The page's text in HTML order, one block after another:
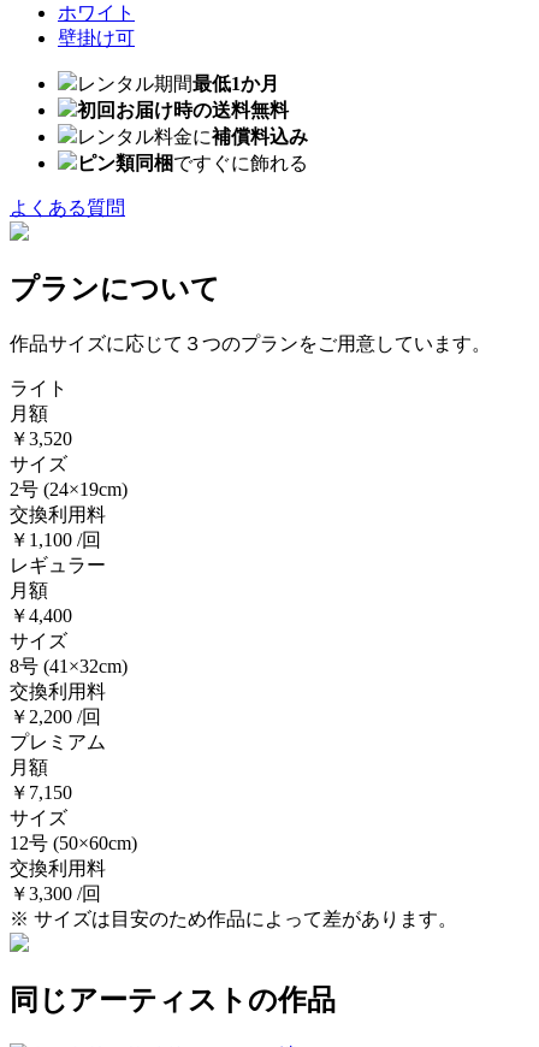
ホワイト
壁掛け可
レンタル期間最低1か月
初回お届け時の送料無料
レンタル料金に補償料込み
ピン類同梱ですぐに飾れる
よくある質問
プランについて
作品サイズに応じて３つのプランをご用意しています。
ライト
月額
￥3,520
サイズ
2号 (24×19cm)
交換利用料
￥1,100 /回
レギュラー
月額
￥4,400
サイズ
8号 (41×32cm)
交換利用料
￥2,200 /回
プレミアム
月額
￥7,150
サイズ
12号 (50×60cm)
交換利用料
￥3,300 /回
※ サイズは目安のため作品によって差があります。
同じアーティストの作品